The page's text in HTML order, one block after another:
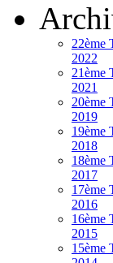
22ème
2022
21ème
2021
20ème
2019
19ème
2018
18ème
2017
17ème
2016
16ème
2015
15ème